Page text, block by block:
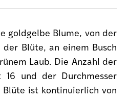
goldgelbe Blume, von der
Blüte, an einem Busch
Laub. Die Anzahl der
und der Durchmesser
ist kontinuierlich von